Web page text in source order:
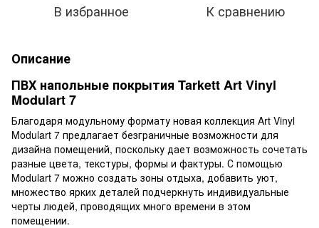
В избранное К сравнению
Описание
ПВХ напольные покрытия Tarkett Art Vinyl
Modulart 7
Благодаря модульному формату новая коллекция Art Vinyl
Modulart 7 предлагает безграничные возможности для
дизайна помещений, поскольку дает возможность сочетать
разные цвета, текстуры, формы и фактуры. С помощью
Modulart 7 можно создать зоны отдыха, добавить уют,
множество ярких деталей подчеркнуть индивидуальные
черты людей, проводящих много времени в этом
помещении.